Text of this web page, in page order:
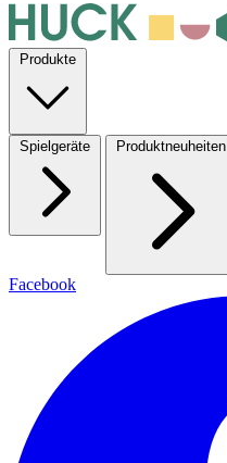
Produkte
Spielgeräte Produktneuheiten
Facebook